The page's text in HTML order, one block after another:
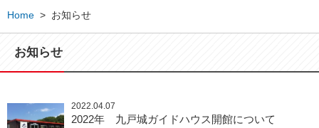
Home > お知らせ
お知らせ
2022.04.07
2022年 九戸城ガイドハウス開館について